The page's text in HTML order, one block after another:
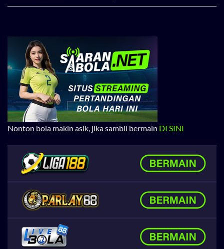
Nonton bola makin asik, jika sambil bermain DI SINI